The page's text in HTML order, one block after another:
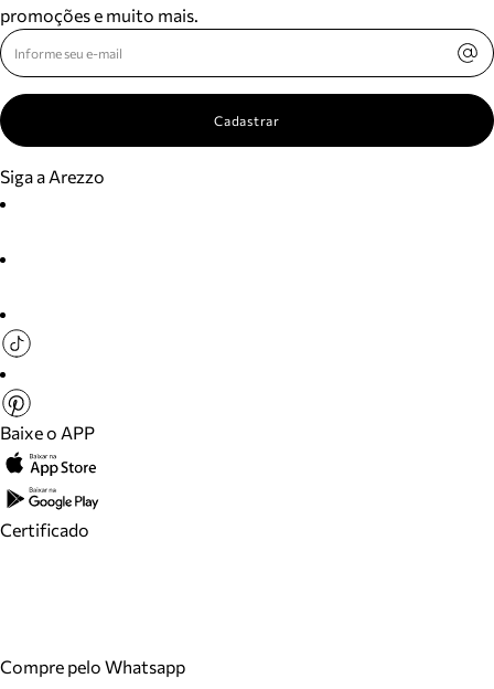
promoções e muito mais.
Cadastrar
Siga a Arezzo
Baixe o APP
Certificado
Compre pelo Whatsapp